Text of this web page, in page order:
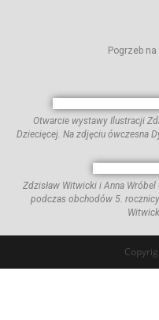
Pogrzeb
Otwarcie wystawy Ilustracji
Dziecięcej. Na zdjęciu ówczesna
Zdzisław Witwicki i Anna
podczas obchodów 5.